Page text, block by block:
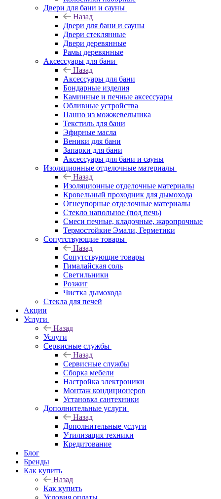
Двери для бани и сауны
Назад
Двери для бани и сауны
Двери стеклянные
Двери деревянные
Рамы деревянные
Аксессуары для бани
Назад
Аксессуары для бани
Бондарные изделия
Каминные и печные аксессуары
Обливные устройства
Панно из можжевельника
Текстиль для бани
Эфирные масла
Веники для бани
Запарки для бани
Аксессуары для бани и сауны
Изоляционные отделочные материалы
Назад
Изоляционные отделочные материалы
Кровельный проходник для дымохода
Огнеупорные отделочные материалы
Стекло напольное (под печь)
Смеси печные, кладочные, жаропрочные
Термостойкие Эмали, Герметики
Сопутствующие товары
Назад
Сопутствующие товары
Гималайская соль
Светильники
Розжиг
Чистка дымохода
Стекла для печей
Акции
Услуги
Назад
Услуги
Сервисные службы
Назад
Сервисные службы
Сборка мебели
Настройка электроники
Монтаж кондиционеров
Установка сантехники
Дополнительные услуги
Назад
Дополнительные услуги
Утилизация техники
Кредитование
Блог
Бренды
Как купить
Назад
Как купить
Условия оплаты